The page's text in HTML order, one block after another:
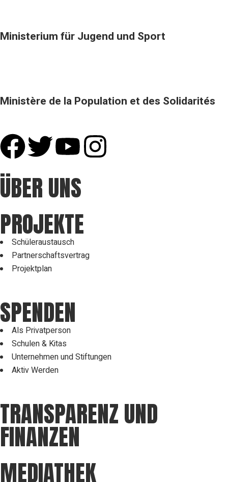
Ministerium für Jugend und Sport
Ministère de la Population et des Solidarités
ÜBER UNS
PROJEKTE
Schüleraustausch
Partnerschaftsvertrag
Projektplan
SPENDEN
Als Privatperson
Schulen & Kitas
Unternehmen und Stiftungen
Aktiv Werden
TRANSPARENZ UND
FINANZEN
MEDIATHEK